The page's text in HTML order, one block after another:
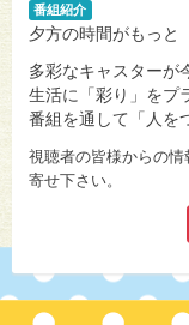
番組紹介
夕方の時間がもっと
多彩なキャスターが
生活に「彩り」をプ
番組を通して「人を
視聴者の皆様からの
寄せ下さい。